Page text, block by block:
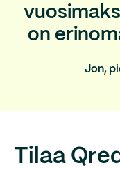
on
Jon,
Tilaa